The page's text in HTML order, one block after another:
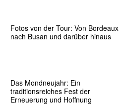
Fotos von der Tour: Von Bordeaux
nach Busan und darüber hinaus
Das Mondneujahr: Ein
traditionsreiches Fest der
Erneuerung und Hoffnung